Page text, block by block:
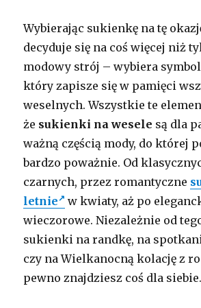
Wybierając sukienkę na tę
decyduje się na coś więcej niż
modowy strój – wybiera
który zapisze się w pamięci
weselnych. Wszystkie te
że sukienki na wesele są dla
ważną częścią mody, do której
bardzo poważnie. Od
czarnych, przez romantyczne
letnie
w kwiaty, aż po
wieczorowe. Niezależnie od
sukienki na randkę, na
czy na Wielkanocną kolację z
pewno znajdziesz coś dla siebie.